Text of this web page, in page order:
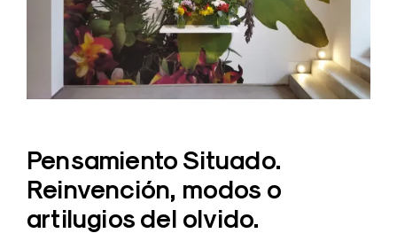
Pensamiento Situado.
Reinvención, modos o
artilugios del olvido.